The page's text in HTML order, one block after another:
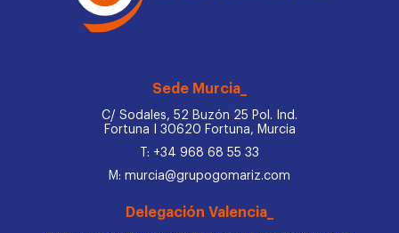
Sede Murcia_
C/ Sodales, 52 Buzón 25 Pol. Ind.
Fortuna I 30620 Fortuna, Murcia
T: +34 968 68 55 33
M: murcia@grupogomariz.com
Delegación Valencia_